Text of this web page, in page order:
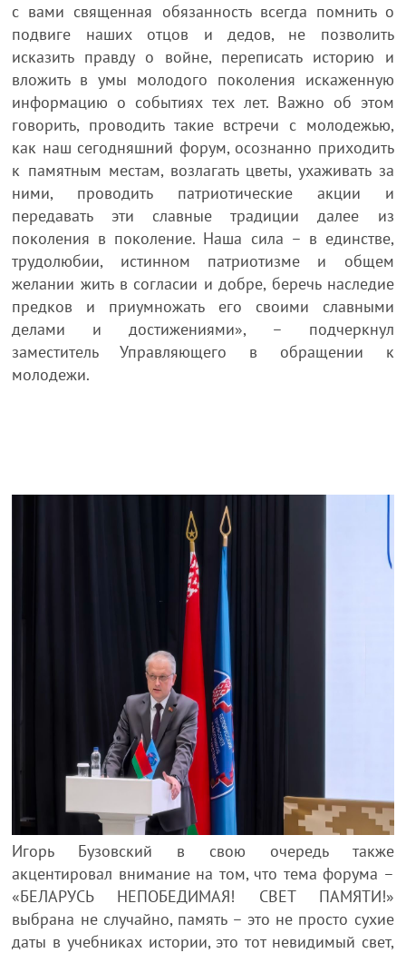
с вами священная обязанность всегда помнить о
подвиге наших отцов и дедов, не позволить
исказить правду о войне, переписать историю и
вложить в умы молодого поколения искаженную
информацию о событиях тех лет. Важно об этом
говорить, проводить такие встречи с молодежью,
как наш сегодняшний форум, осознанно приходить
к памятным местам, возлагать цветы, ухаживать за
ними, проводить патриотические акции и
передавать эти славные традиции далее из
поколения в поколение. Наша сила – в единстве,
трудолюбии, истинном патриотизме и общем
желании жить в согласии и добре, беречь наследие
предков и приумножать его своими славными
делами и достижениями», – подчеркнул
заместитель Управляющего в обращении к
молодежи.
Игорь Бузовский в свою очередь также
акцентировал внимание на том, что тема форума –
«БЕЛАРУСЬ НЕПОБЕДИМАЯ! СВЕТ ПАМЯТИ!»
выбрана не случайно, память – это не просто сухие
даты в учебниках истории, это тот невидимый свет,